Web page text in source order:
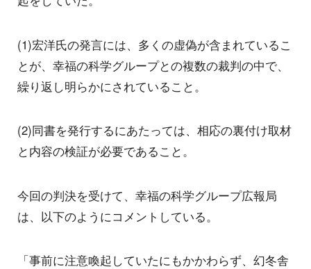
(1)宏洋氏の発言には、多くの虚偽が含まれているこ
とが、幸福の科学グループとの複数の裁判の中で、
繰り返し明らかにされていること。
(2)同書を発行するにあたっては、相応の裏付け取材
と内容の検証が必要であること。
今回の判決を受けて、幸福の科学グループ広報局
は、以下のようにコメントしている。
「事前に注意喚起していたにもかかわらず、幻冬舎